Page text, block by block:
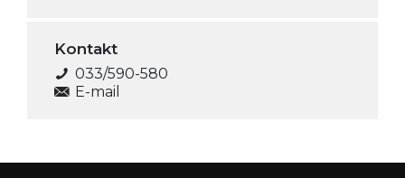
Kontakt
033/590-580
E-mail